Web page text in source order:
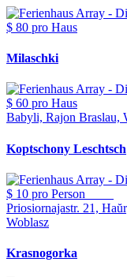
$ 80 pro Haus
Milaschki
$ 60 pro Haus
Babyli, Rajon Braslau,
Koptschony Leschtsch
$ 10 pro Person
Priosiornajastr. 21,
Woblasz
Krasnogorka